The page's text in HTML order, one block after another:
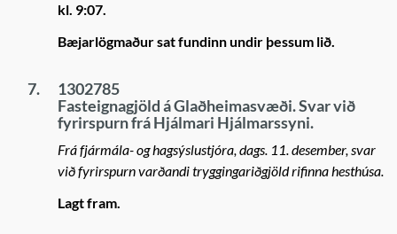
kl. 9:07.
Bæjarlögmaður sat fundinn undir þessum lið.
7.
1302785
Fasteignagjöld á Glaðheimasvæði. Svar við
fyrirspurn frá Hjálmari Hjálmarssyni.
Frá fjármála- og hagsýslustjóra, dags. 11. desember, svar
við fyrirspurn varðandi tryggingariðgjöld rifinna hesthúsa.
Lagt fram.